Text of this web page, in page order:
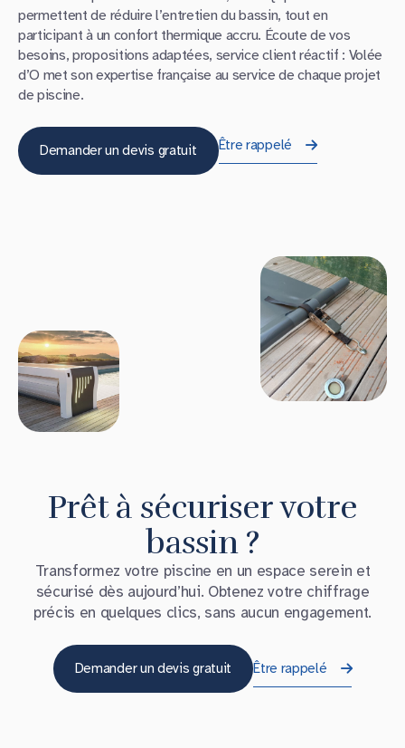
permettent de réduire l’entretien du bassin, tout en
participant à un confort thermique accru. Écoute de vos
besoins, propositions adaptées, service client réactif : Volée
d’O met son expertise française au service de chaque projet
de piscine.
Demander un devis gratuit Être rappelé
Prêt à sécuriser votre
bassin ?
Transformez votre piscine en un espace serein et
sécurisé dès aujourd’hui. Obtenez votre chiffrage
précis en quelques clics, sans aucun engagement.
Demander un devis gratuit Être rappelé